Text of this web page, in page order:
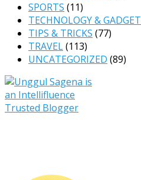
SPORTS (11)
TECHNOLOGY & GADGET
TIPS & TRICKS (77)
TRAVEL(113)
UNCATEGORIZED (89)